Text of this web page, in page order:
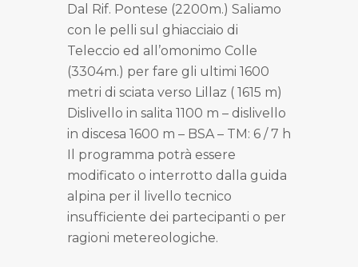
Dal Rif. Pontese (2200m.) Saliamo
con le pelli sul ghiacciaio di
Teleccio ed all’omonimo Colle
(3304m.) per fare gli ultimi 1600
metri di sciata verso Lillaz ( 1615 m)
Dislivello in salita 1100 m – dislivello
in discesa 1600 m – BSA – TM: 6 / 7 h
Il programma potrà essere
modificato o interrotto dalla guida
alpina per il livello tecnico
insufficiente dei partecipanti o per
ragioni metereologiche.